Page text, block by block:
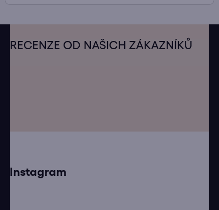
RECENZE OD NAŠICH ZÁKAZNÍKŮ
Instagram